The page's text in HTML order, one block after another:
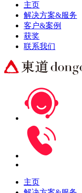
主页
解决方案&服务
客户&案例
获奖
联系我们
主页